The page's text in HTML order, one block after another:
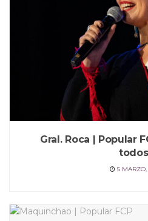
Gral. Roca | Popular
5 MARZO,